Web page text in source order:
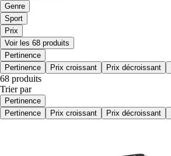
Genre
Sport
Prix
Voir les 68 produits
Pertinence
Pertinence
Prix croissant Prix décroissant
68 produits
Trier par
Pertinence
Pertinence
Prix croissant Prix décroissant